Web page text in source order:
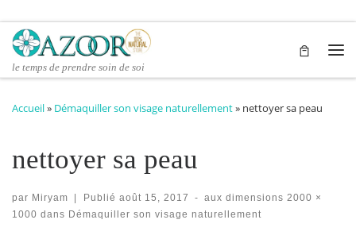
Passer au contenu
le temps de prendre soin de soi
Accueil» Démaquiller son visage naturellement» nettoyer sa peau
nettoyer sa peau
par Miryam | Publié août 15, 2017 - aux dimensions 2000 ×
1000 dans Démaquiller son visage naturellement